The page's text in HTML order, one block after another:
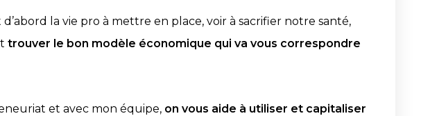
la vie pro à mettre en place, voir à sacrifier notre santé,
trouver le bon modèle économique qui va vous correspondre
et avec mon équipe, on vous aide à utiliser et capitaliser